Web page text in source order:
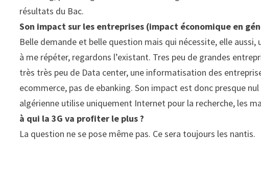
résultats du Bac.
Son impact sur les entreprises (impact économique en
Belle demande et belle question mais qui nécessite, elle
à me répéter, regardons l’existant. Tres peu de grandes
très très peu de Data center, une informatisation des
ecommerce, pas de ebanking. Son impact est donc presque
algérienne utilise uniquement Internet pour la recherche, les
à qui la 3G va profiter le plus ?
La question ne se pose même pas. Ce sera toujours les nantis.